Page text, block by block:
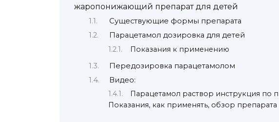
жаропонижающий препарат для детей
Существующие формы препарата
Парацетамол дозировка для детей
Показания к применению
Передозировка парацетамолом
Видео:
Парацетамол раствор инструкция по
Показания, как применять, обзор препарата